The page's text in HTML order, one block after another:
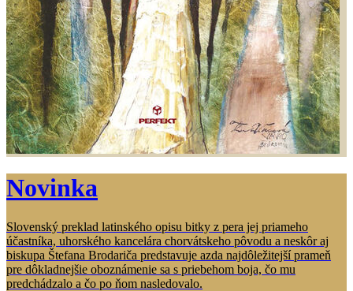
Novinka
Slovenský preklad latinského opisu bitky z pera jej priameho
účastníka, uhorského kancelára chorvátskeho pôvodu a neskôr aj
biskupa Štefana Brodariča predstavuje azda najdôležitejší prameň
pre dôkladnejšie oboznámenie sa s priebehom boja, čo mu
predchádzalo a čo po ňom nasledovalo.